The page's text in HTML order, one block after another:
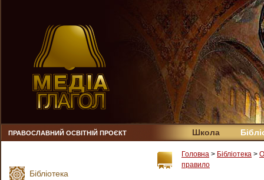
ПРАВОСЛАВНИЙ ОСВІТНІЙ ПРОЄКТ Школа
Головна > Бібліотека >
правило
Бібліотека